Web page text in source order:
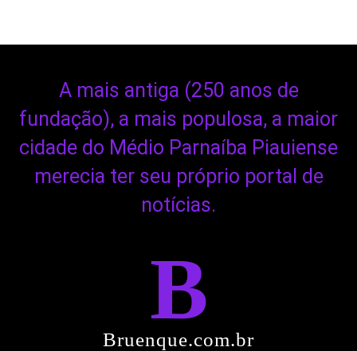
A mais antiga (250 anos de
fundação), a mais populosa, a maior
cidade do Médio Parnaíba Piauiense
merecia ter seu próprio portal de
notícias.
B
Bruenque.com.br